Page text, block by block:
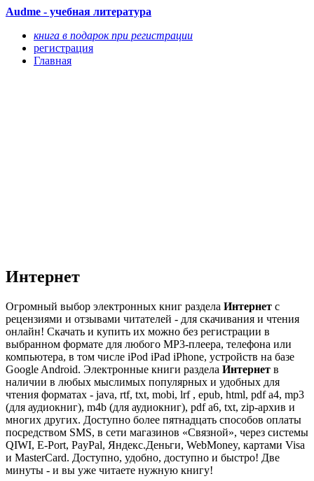
Audme - учебная литература
книга в подарок при регистрации
регистрация
Главная
Интернет
Огромный выбор электронных книг раздела Интернет с
рецензиями и отзывами читателей - для скачивания и чтения
онлайн! Скачать и купить их можно без регистрации в
выбранном формате для любого MP3-плеера, телефона или
компьютера, в том числе iPod iPad iPhone, устройств на базе
Google Android. Электронные книги раздела Интернет в
наличии в любых мыслимых популярных и удобных для
чтения форматах - java, rtf, txt, mobi, lrf , epub, html, pdf a4, mp3
(для аудиокниг), m4b (для аудиокниг), pdf a6, txt, zip-архив и
многих других. Доступно более пятнадцать способов оплаты
посредством SMS, в сети магазинов «Связной», через системы
QIWI, E-Port, PayPal, Яндекс.Деньги, WebMoney, картами Visa
и MasterCard. Доступно, удобно, доступно и быстро! Две
минуты - и вы уже читаете нужную книгу!